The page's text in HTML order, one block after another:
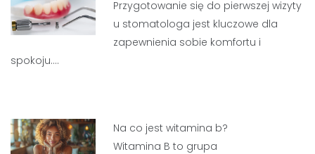
Przygotowanie się do pierwszej wizyty
u stomatologa jest kluczowe dla
zapewnienia sobie komfortu i
spokoju.…
Na co jest witamina b?
Witamina B to grupa